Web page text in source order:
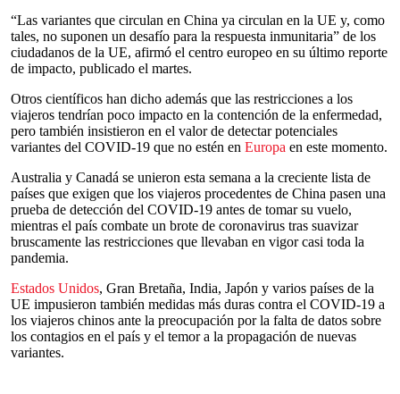
“Las variantes que circulan en China ya circulan en la UE y, como
tales, no suponen un desafío para la respuesta inmunitaria” de los
ciudadanos de la UE, afirmó el centro europeo en su último reporte
de impacto, publicado el martes.
Otros científicos han dicho además que las restricciones a los
viajeros tendrían poco impacto en la contención de la enfermedad,
pero también insistieron en el valor de detectar potenciales
variantes del COVID-19 que no estén en Europa en este momento.
Australia y Canadá se unieron esta semana a la creciente lista de
países que exigen que los viajeros procedentes de China pasen una
prueba de detección del COVID-19 antes de tomar su vuelo,
mientras el país combate un brote de coronavirus tras suavizar
bruscamente las restricciones que llevaban en vigor casi toda la
pandemia.
Estados Unidos, Gran Bretaña, India, Japón y varios países de la
UE impusieron también medidas más duras contra el COVID-19 a
los viajeros chinos ante la preocupación por la falta de datos sobre
los contagios en el país y el temor a la propagación de nuevas
variantes.